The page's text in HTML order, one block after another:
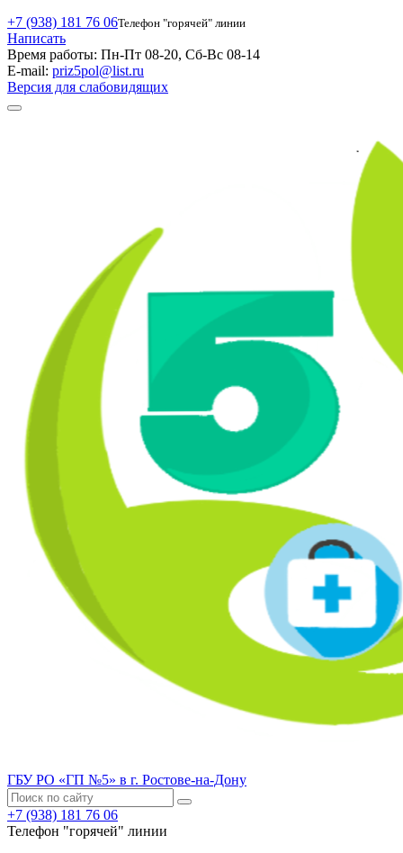
+7 (938) 181 76 06Телефон "горячей" линии
Написать
Время работы: Пн-Пт 08-20, Сб-Вс 08-14
E-mail: priz5pol@list.ru
Версия для слабовидящих
ГБУ РО «ГП №5» в г. Ростове-на-Дону
+7 (938) 181 76 06
Телефон "горячей" линии